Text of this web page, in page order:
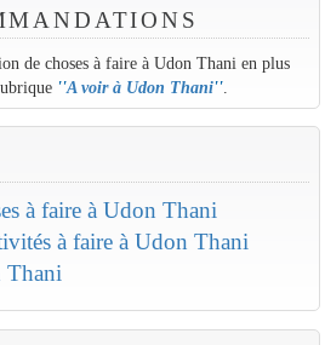
de choses à faire à Udon Thani en plus
''A voir à Udon Thani''.
à faire à Udon Thani
à faire à Udon Thani
Thani